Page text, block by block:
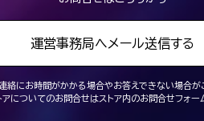
運営事務局へメール送信する
絡にお時間がかかる場合やお答えできない場合が
アについてのお問合せはストア内のお問合せフォー